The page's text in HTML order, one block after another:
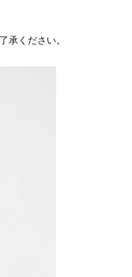
承ください。